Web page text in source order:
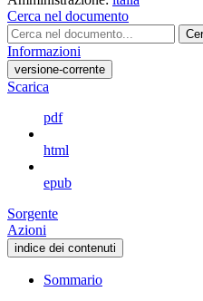
Cerca nel documento
Informazioni
versione-corrente
Scarica
pdf
html
epub
Sorgente
Azioni
indice dei contenuti
Sommario